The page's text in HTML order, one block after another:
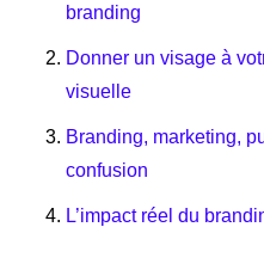
branding
Donner un visage à
visuelle
Branding, marketing,
confusion
L’impact réel du